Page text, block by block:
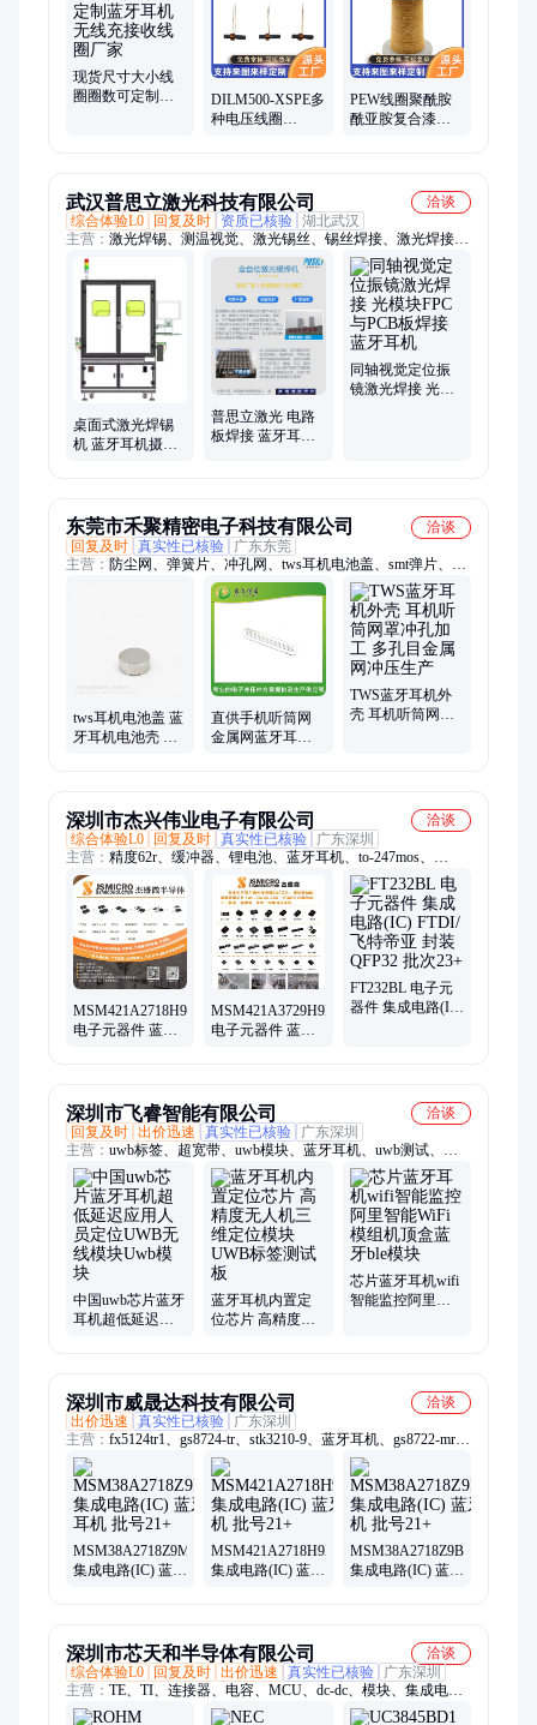
线、电器电机裸铜线
现货尺寸大小线
圈圈数可定制蓝
DILM500-XSPE多
种电压线圈
圈
PEW线圈聚酰胺
酰亚胺复合漆包
武汉普思立激光科技有限公司
洽谈
综合体验L0
回复及时 资质已核验 湖北武汉
主营： 激光焊锡、测温视觉、激光锡丝、锡丝焊接、激光焊接、
电子焊接机、激光锡膏焊接、激光锡焊、恒温激光、带温度反
馈、丝三轴机器人
桌面式激光焊锡
机 蓝牙耳机摄像
普思立激光 电路
板焊接 蓝牙耳机
同轴视觉定位振
镜激光焊接 光模
东莞市禾聚精密电子科技有限公司
洽谈
回复及时 真实性已核验
广东东莞
主营： 防尘网、弹簧片、冲孔网、tws耳机电池盖、smt弹片、小
五金、屏蔽罩、母端子、冲压件、马达弹片、动力电池防爆阀、
微型冲孔、线性马达弹片、VCM马达外壳、精密冲压件、纽扣
电池外壳、医疗弹片、新能源电池壳、金属弹片、拉伸件、金属
快速打样、连接片、冲压加工、汽车连接器端子
tws耳机电池盖 蓝
牙耳机电池壳 微
直供手机听筒网
金属网蓝牙耳机
TWS蓝牙耳机外
壳 耳机听筒网罩
深圳市杰兴伟业电子有限公司
洽谈
综合体验L0
回复及时 真实性已核验
广东深圳
主营： 精度62r、缓冲器、锂电池、蓝牙耳机、to-247mos、
tl064cpwr、microchip、纳芯威、放大器、lm393dr2g、dip存储、
传感器、解码器、计数器、直插led、稳压器、lm339dr2g、英集
芯、74hc595d8、英飞凌、欧姆龙、华强北、控制器、整流管、
JSM杰盛微
MSM421A2718H9QRN
电子元器件 蓝牙
MSM421A3729H9KRMC
电子元器件 蓝牙
FT232BL 电子元
器件 集成电路(IC)
深圳市飞睿智能有限公司
洽谈
回复及时 出价迅速 真实性已核验
广东深圳
主营： uwb标签、超宽带、uwb模块、蓝牙耳机、uwb测试、无
线芯片、WiFi蓝牙模组、8公里远距离WiFi模块、雷达感应模
块、人体感应传感器、雷达感应器、超宽带uwb芯片、定位测距
模组、开发板
中国uwb芯片蓝牙
耳机超低延迟应
蓝牙耳机内置定
位芯片 高精度无
芯片蓝牙耳机wifi
智能监控阿里智
深圳市威晟达科技有限公司
洽谈
出价迅速
真实性已核验
广东深圳
主营： fx5124tr1、gs8724-tr、stk3210-9、蓝牙耳机、gs8722-mr、
gs8592-mr、gs8054-sr、放大器、gs6001-cr、gs8632-mr、传感
器、gs8042-mr、gs8634-sr、gs8600-fr、gs8051-tr、gs6004-sr、
lmv324-sr、gs8594-tr、gs8332-sr、gs8591-sr、gs8554-sr、gs8052-
sr、gs8141-cr、gs8592-sr
MSM38A2718Z9M3
集成电路(IC) 蓝牙
MSM421A2718H9XR
集成电路(IC) 蓝牙
MSM38A2718Z9BM3
集成电路(IC) 蓝牙
深圳市芯天和半导体有限公司
洽谈
综合体验L0
回复及时 出价迅速 真实性已核验
广东深圳
主营： TE、TI、连接器、电容、MCU、dc-dc、模块、集成电路
IC、ST